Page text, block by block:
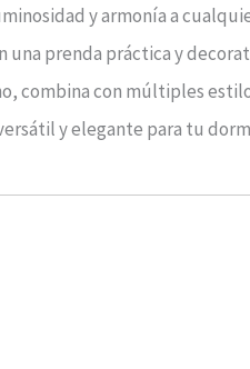
y armonía a
prenda práctica y
combina con múltiples
y elegante para tu